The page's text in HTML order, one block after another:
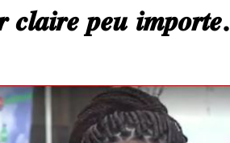
𝒄𝒍𝒂𝒊𝒓𝒆 𝒑𝒆𝒖 𝒊𝒎𝒑𝒐𝒓𝒕𝒆.